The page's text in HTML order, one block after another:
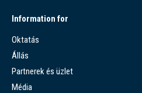
Information for
Oktatás
Állás
Partnerek és üzlet
Média